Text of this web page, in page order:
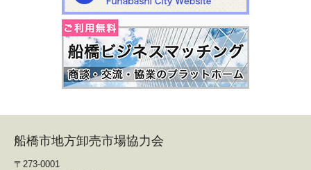
船橋市地方卸売市場協力会
〒273-0001